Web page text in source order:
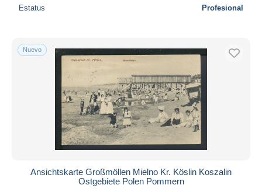
Estatus Profesional
Nuevo
Ansichtskarte Großmöllen Mielno Kr. Köslin Koszalin
Ostgebiete Polen Pommern